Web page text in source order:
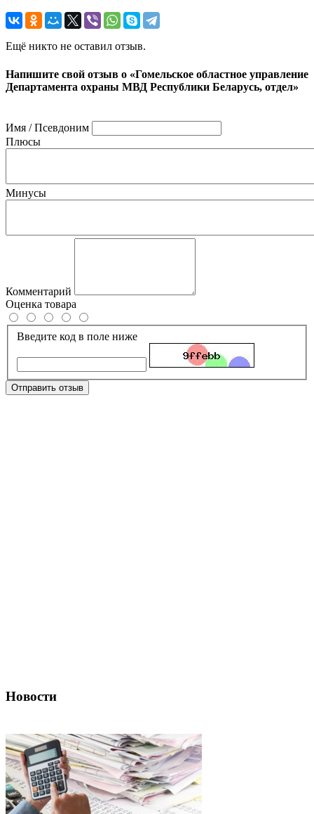
Ещё никто не оставил отзыв.
Напишите свой отзыв о «Гомельское областное управление
Департамента охраны МВД Республики Беларусь, отдел»
Имя / Псевдоним
Плюсы
Минусы
Комментарий
Оценка товара
Введите код в поле ниже
Отправить отзыв
Новости